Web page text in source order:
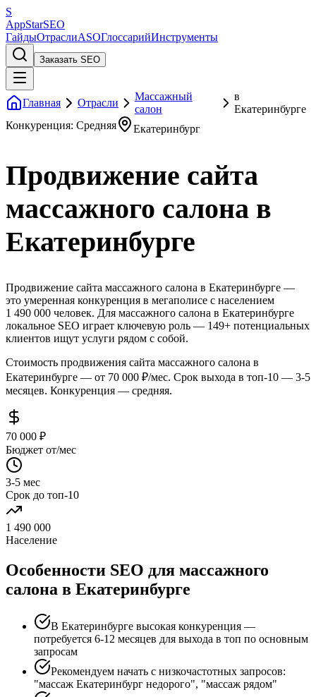
S
AppStarSEO
ГайдыОтраслиASOГлоссарийИнструменты
Заказать SEO
Главная Отрасли
Массажный
салон
в
Екатеринбурге
Конкуренция: Средняя
Екатеринбург
Продвижение сайта
массажного салона в
Екатеринбурге
Продвижение сайта массажного салона в Екатеринбурге —
это умеренная конкуренция в мегаполисе с населением
1 490 000 человек. Для массажного салона в Екатеринбурге
локальное SEO играет ключевую роль — 149+ потенциальных
клиентов ищут услуги рядом с собой.
Стоимость продвижения сайта массажного салона в
Екатеринбурге — от 70 000 ₽/мес. Срок выхода в топ-10 — 3-5
месяцев. Конкуренция — средняя.
70 000 ₽
Бюджет от/мес
3-5 мес
Срок до топ-10
1 490 000
Население
Особенности SEO для массажного
салона в Екатеринбурге
В Екатеринбурге высокая конкуренция —
потребуется 6-12 месяцев для выхода в топ по основным
запросам
Рекомендуем начать с низкочастотных запросов:
"массаж Екатеринбург недорого", "массаж рядом"